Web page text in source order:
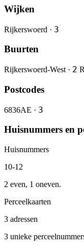
Wijken
Rijkerswoerd · 3
Buurten
Rijkerswoerd-West · 2
Postcodes
6836AE · 3
Huisnummers en
Huisnummers
10-12
2 even, 1 oneven.
Perceelkaarten
3 adressen
3 unieke